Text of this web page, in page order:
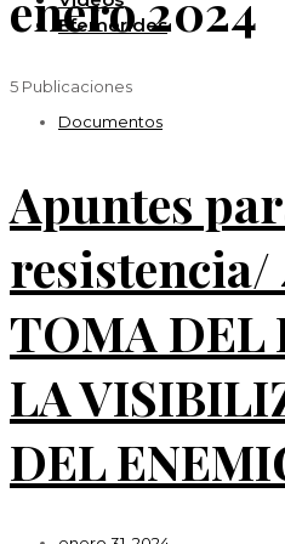
Efemérides
5 Publicaciones
Documentos
Apuntes
resistencia/
TOMA DEL
LA
DEL